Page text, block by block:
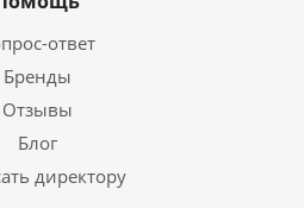
ответ
Бренды
Отзывы
Блог
директору